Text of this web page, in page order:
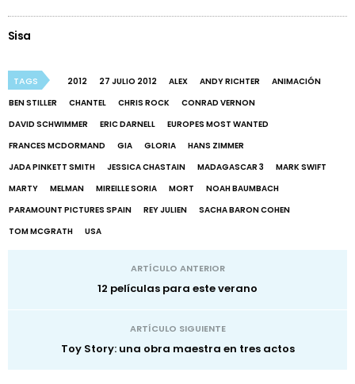
Sisa
TAGS 2012 27 JULIO 2012 ALEX ANDY RICHTER
ANIMACIÓN
BEN STILLER
CHANTEL CHRIS ROCK
CONRAD VERNON
DAVID SCHWIMMER
ERIC DARNELL
EUROPES MOST WANTED
FRANCES MCDORMAND
GIA GLORIA
HANS ZIMMER
JADA PINKETT SMITH
JESSICA CHASTAIN MADAGASCAR 3
MARK SWIFT
MARTY
MELMAN MIREILLE SORIA MORT
NOAH BAUMBACH
PARAMOUNT PICTURES SPAIN
REY JULIEN
SACHA BARON COHEN
TOM MCGRATH
USA
ARTÍCULO ANTERIOR
12 películas para este verano
ARTÍCULO SIGUIENTE
Toy Story: una obra maestra en tres actos